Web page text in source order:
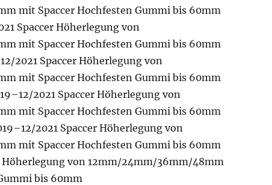
mit Spaccer Hochfesten Gummi bis 60mm
Spaccer Höherlegung von
mit Spaccer Hochfesten Gummi bis 60mm
2021 Spaccer Höherlegung von
mit Spaccer Hochfesten Gummi bis 60mm
2021 Spaccer Höherlegung von
mit Spaccer Hochfesten Gummi bis 60mm
2021 Spaccer Höherlegung von
mit Spaccer Hochfesten Gummi bis 60mm
Höherlegung von 12mm/24mm/36mm/48mm
bis 60mm